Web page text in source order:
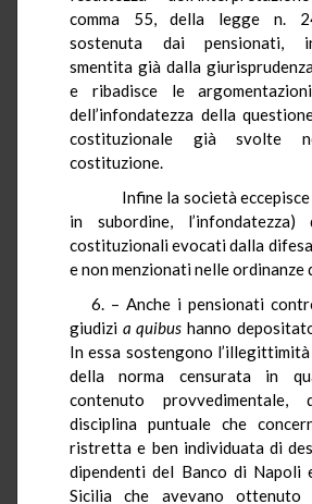
comma 55, della legge n.
sostenuta dai pensionati,
smentita già dalla
e ribadisce le
dell’infondatezza della
costituzionale già svolte
costituzione.
Infine la società eccepisce
in subordine, l’infondatezza)
costituzionali evocati dalla
e non menzionati nelle ordinanze
6. – Anche i pensionati
giudizi a quibus hanno
In essa sostengono
della norma censurata in
contenuto provvedimentale,
disciplina puntuale che
ristretta e ben individuata di
dipendenti del Banco di Napoli
Sicilia che avevano ottenuto